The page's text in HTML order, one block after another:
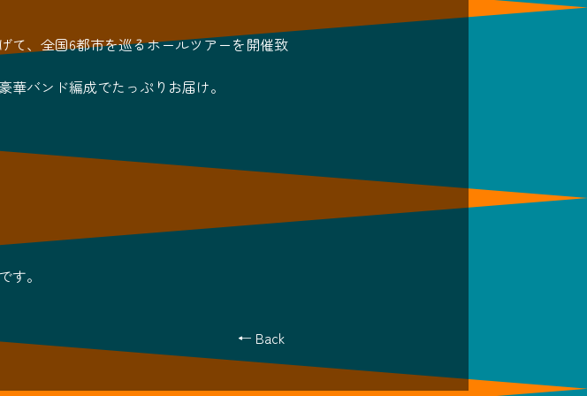
て、全国6都市を巡るホールツアーを開催致
バンド編成でたっぷりお届け。
す。
← Back